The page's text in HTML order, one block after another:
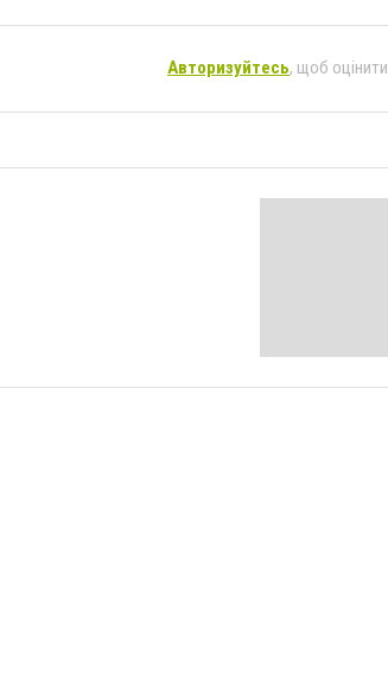
Авторизуйтесь, щоб оцінити